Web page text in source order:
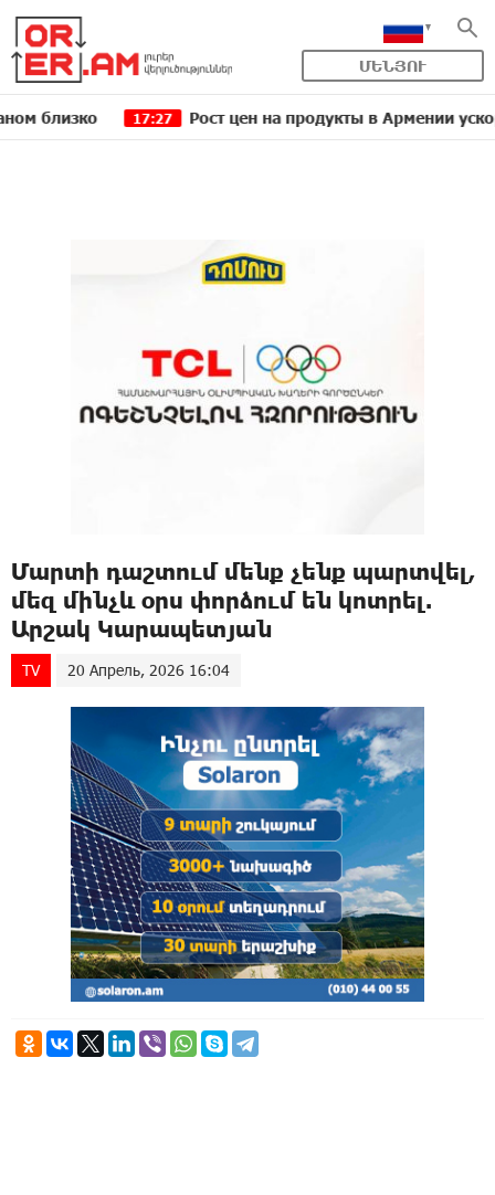
ՄԵՆՅՈՒ
17:27 Рост цен на продукты в Армении
Մարտի դաշտում մենք չենք պարտվել,
մեզ մինչև օրս փորձում են կոտրել.
Արշակ Կարապետյան
TV 20 Апрель, 2026 16:04